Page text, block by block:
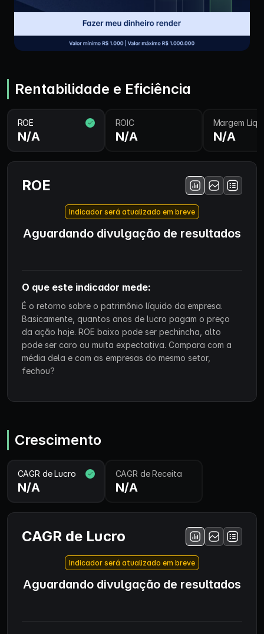
Rentabilidade e Eficiência
ROE
N/A
ROIC
N/A
Margem
N/A
ROE
Indicador será atualizado em breve
Aguardando divulgação de resultados
O que este indicador mede:
É o retorno sobre o patrimônio líquido da empresa.
Basicamente, quantos anos de lucro pagam o preço
da ação hoje. ROE baixo pode ser pechincha, alto
pode ser caro ou muita expectativa. Compara com a
média dela e com as empresas do mesmo setor,
fechou?
Crescimento
CAGR de Lucro
N/A
CAGR de Receita
N/A
CAGR de Lucro
Indicador será atualizado em breve
Aguardando divulgação de resultados